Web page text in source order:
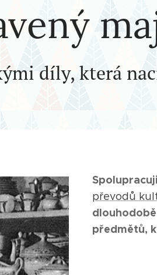
díly, která
převodů
předmětů,